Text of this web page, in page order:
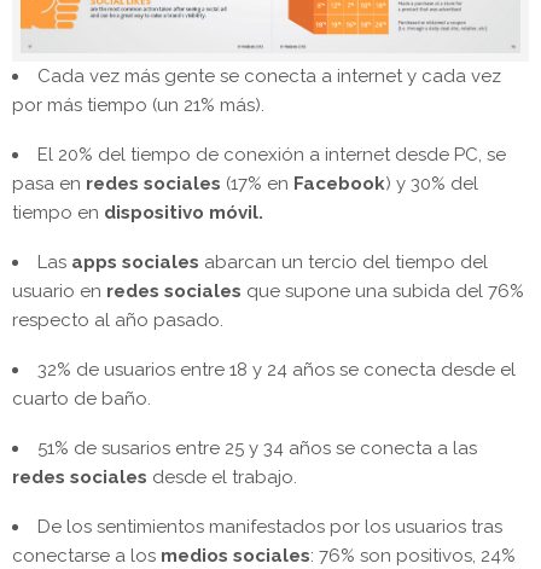
Cada vez más gente se conecta a internet y cada vez
por más tiempo (un 21% más).
El 20% del tiempo de conexión a internet desde PC, se
pasa en redes sociales (17% en Facebook) y 30% del
tiempo en dispositivo móvil.
Las apps sociales abarcan un tercio del tiempo del
usuario en redes sociales que supone una subida del 76%
respecto al año pasado.
32% de usuarios entre 18 y 24 años se conecta desde el
cuarto de baño.
51% de susarios entre 25 y 34 años se conecta a las
redes sociales desde el trabajo.
De los sentimientos manifestados por los usuarios tras
conectarse a los medios sociales: 76% son positivos, 24%